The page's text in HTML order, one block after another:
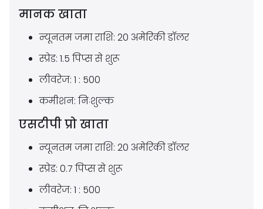
मानक खाता
न्यूनतम जमा राशि: 20 अमेरिकी डॉलर
स्प्रेड: 1.5 पिप्स से शुरू
लीवरेज: 1 : 500
कमीशन: निःशुल्क
एसटीपी प्रो खाता
न्यूनतम जमा राशि: 20 अमेरिकी डॉलर
स्प्रेड: 0.7 पिप्स से शुरू
लीवरेज: 1 : 500